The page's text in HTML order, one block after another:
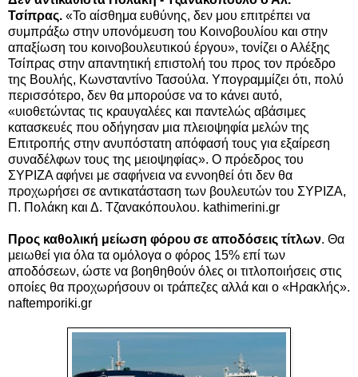
Τσίπρας. «Το αίσθημα ευθύνης, δεν μου επιτρέπει να
συμπράξω στην υπονόμευση του Κοινοβουλίου και στην
απαξίωση του κοινοβουλευτικού έργου», τονίζει ο Αλέξης
Τσίπρας στην απαντητική επιστολή του προς τον πρόεδρο
της Βουλής, Κωνσταντίνο Τασούλα. Υπογραμμίζει ότι, πολύ
περισσότερο, δεν θα μπορούσε να το κάνει αυτό,
«υιοθετώντας τις κραυγαλέες και παντελώς αβάσιμες
κατασκευές που οδήγησαν μια πλειοψηφία μελών της
Επιτροπής στην ανυπόστατη απόφασή τους για εξαίρεση
συναδέλφων τους της μειοψηφίας». Ο πρόεδρος του
ΣΥΡΙΖΑ αφήνει με σαφήνεια να εννοηθεί ότι δεν θα
προχωρήσει σε αντικατάσταση των βουλευτών του ΣΥΡΙΖΑ,
Π. Πολάκη και Δ. Τζανακόπουλου. kathimerini.gr
Προς καθολική μείωση φόρου σε αποδόσεις τίτλων. Θα
μειωθεί για όλα τα ομόλογα ο φόρος 15% επί των
αποδόσεων, ώστε να βοηθηθούν όλες οι τιτλοποιήσεις στις
οποίες θα προχωρήσουν οι τράπεζες αλλά και ο «Ηρακλής».
naftemporiki.gr